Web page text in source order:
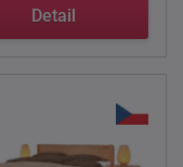
Detail